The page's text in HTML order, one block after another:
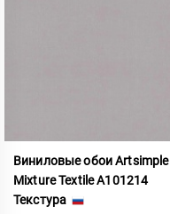
Виниловые обои Artsimple
Mixture Textile A101214
Текстура